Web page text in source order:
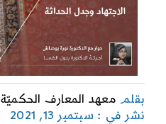
بقلم معهد المعارف الحكميّة
نشر في : سبتمبر 13, 2021